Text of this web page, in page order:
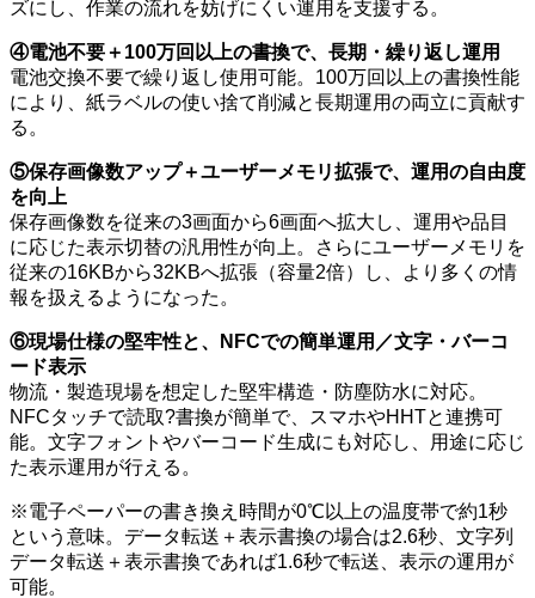
ズにし、作業の流れを妨げにくい運用を支援する。
④電池不要＋100万回以上の書換で、長期・繰り返し運用
電池交換不要で繰り返し使用可能。100万回以上の書換性能
により、紙ラベルの使い捨て削減と長期運用の両立に貢献す
る。
⑤保存画像数アップ＋ユーザーメモリ拡張で、運用の自由度
を向上
保存画像数を従来の3画面から6画面へ拡大し、運用や品目
に応じた表示切替の汎用性が向上。さらにユーザーメモリを
従来の16KBから32KBへ拡張（容量2倍）し、より多くの情
報を扱えるようになった。
⑥現場仕様の堅牢性と、NFCでの簡単運用／文字・バーコ
ード表示
物流・製造現場を想定した堅牢構造・防塵防水に対応。
NFCタッチで読取?書換が簡単で、スマホやHHTと連携可
能。文字フォントやバーコード生成にも対応し、用途に応じ
た表示運用が行える。
※電子ペーパーの書き換え時間が0℃以上の温度帯で約1秒
という意味。データ転送＋表示書換の場合は2.6秒、文字列
データ転送＋表示書換であれば1.6秒で転送、表示の運用が
可能。